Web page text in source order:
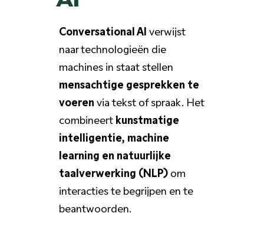
Conversational AIverwijst
naar technologieën die
machines in staat stellen
mensachtige gesprekken te
voerenvia tekst of spraak. Het
combineertkunstmatige
intelligentie, machine
learning en natuurlijke
taalverwerking (NLP)om
interacties te begrijpen en te
beantwoorden.